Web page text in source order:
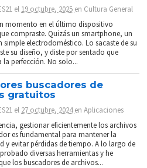
el 19 octubre, 2025 en Cultura General
momento en el último dispositivo
compraste. Quizás un smartphone, un
simple electrodoméstico. Lo sacaste de su
su diseño, y diste por sentado que
la perfección. No solo...
buscadores de
gratuitos
el 27 octubre, 2024enAplicaciones
gestionar eficientemente los archivos
es fundamental para mantener la
y evitar pérdidas de tiempo. A lo largo de
diversas herramientas y he
los buscadores de archivos...